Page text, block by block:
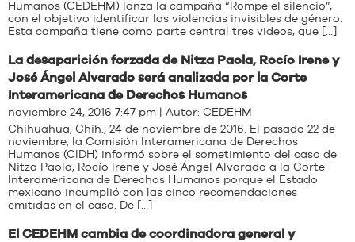
Humanos (CEDEHM) lanza la campaña “Rompe el silencio”,
con el objetivo identificar las violencias invisibles de género.
Esta campaña tiene como parte central tres videos, que […]
La desaparición forzada de Nitza Paola, Rocío Irene y
José Ángel Alvarado será analizada por la Corte
Interamericana de Derechos Humanos
noviembre 24, 2016 7:47 pm | Autor: CEDEHM
Chihuahua, Chih., 24 de noviembre de 2016. El pasado 22 de
noviembre, la Comisión Interamericana de Derechos
Humanos (CIDH) informó sobre el sometimiento del caso de
Nitza Paola, Rocío Irene y José Ángel Alvarado a la Corte
Interamericana de Derechos Humanos porque el Estado
mexicano incumplió con las cinco recomendaciones
emitidas en el caso. De […]
El CEDEHM cambia de coordinadora general y